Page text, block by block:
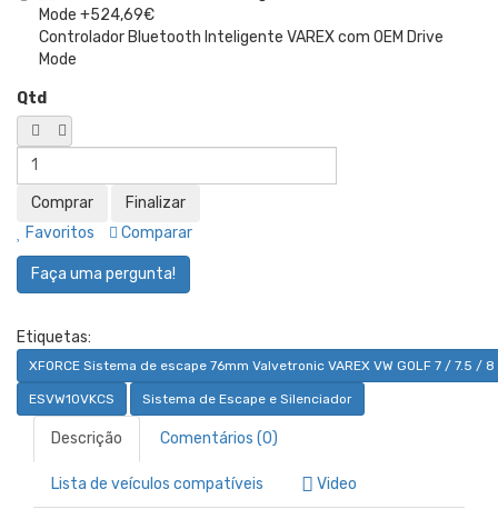
Controlador Bluetooth Inteligente VAREX com OEM Drive
Mode
Qtd
Favoritos Comparar
Faça uma pergunta!
Etiquetas:
XFORCE Sistema de escape 76mm Valvetronic VAREX VW GOLF 7 / 7.5 / 8
ESVW10VKCS Sistema de Escape e Silenciador
Descrição Comentários (0)
Lista de veículos compatíveis Video